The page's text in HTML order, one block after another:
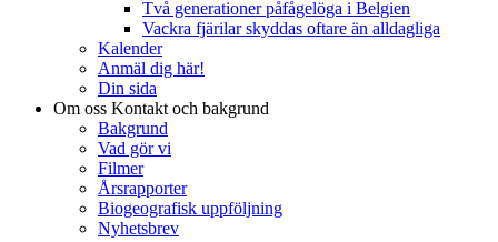
Två generationer påfågelöga i Belgien
Vackra fjärilar skyddas oftare än alldagliga
Kalender
Anmäl dig här!
Din sida
Om oss Kontakt och bakgrund
Bakgrund
Vad gör vi
Filmer
Årsrapporter
Biogeografisk uppföljning
Nyhetsbrev